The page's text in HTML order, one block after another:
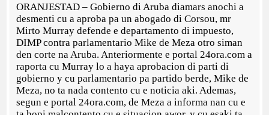
ORANJESTAD – Gobierno di Aruba diamars anochi a
desmenti cu a aproba pa un abogado di Corsou, mr
Mirto Murray defende e departamento di impuesto,
DIMP contra parlamentario Mike de Meza otro siman
den corte na Aruba. Anteriormente e portal 24ora.com a
raporta cu Murray lo a haya aprobacion di parti di
gobierno y cu parlamentario pa partido berde, Mike de
Meza, no ta nada contento cu e noticia aki. Ademas,
segun e portal 24ora.com, de Meza a informa nan cu e